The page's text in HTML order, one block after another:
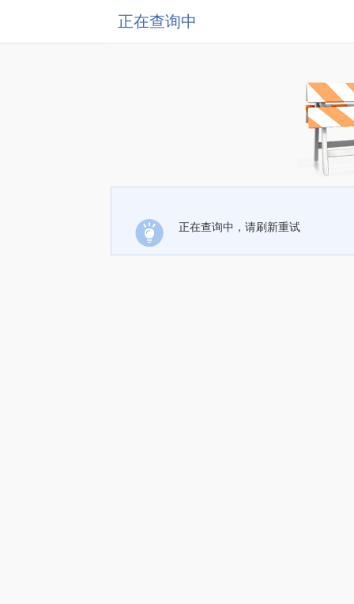
正在查询中
正在查询中，请刷新重试